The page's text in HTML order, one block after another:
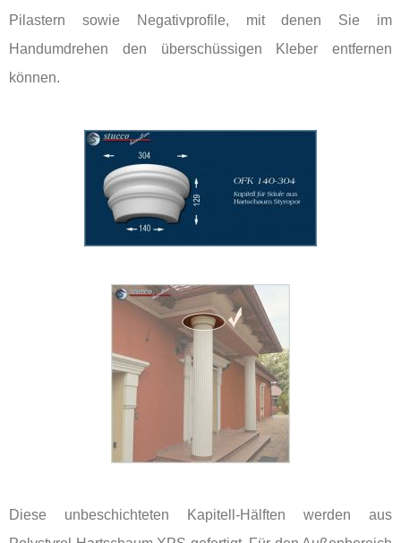
Pilastern sowie Negativprofile, mit denen Sie im
Handumdrehen den überschüssigen Kleber entfernen
können.
Diese unbeschichteten Kapitell-Hälften werden aus